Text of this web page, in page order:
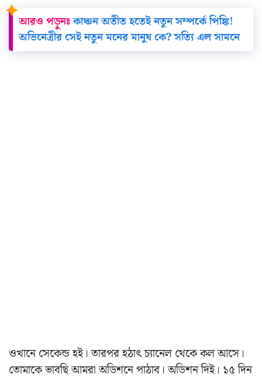
আরও পড়ুনঃকাঞ্চন অতীত হতেই নতুন সম্পর্কে পিঙ্কি!
অভিনেত্রীর সেই নতুন মনের মানুষ কে? সত্যি এল সামনে
ওখানে সেকেন্ড হই। তারপর হঠাৎ চ্যানেল থেকে কল আসে।
তোমাকে ভাবছি আমরা অডিশনে পাঠাব। অডিশন দিই। ১৫ দিন